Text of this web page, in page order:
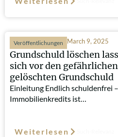
Veröffentlichungen March 9, 2025
Grundschuld löschen
sich vor den
gelöschten Grundschuld
Einleitung Endlich schuldenfrei
Immobilienkredits ist…
Weiterlesen